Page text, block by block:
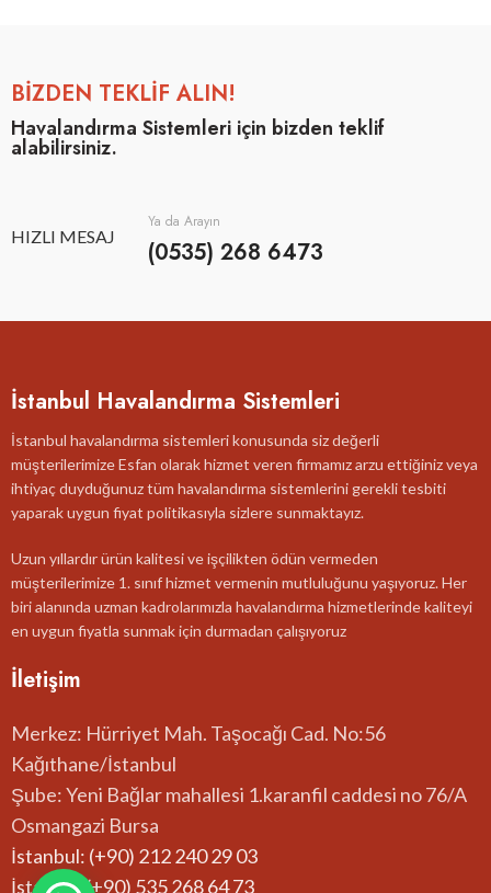
BİZDEN TEKLİF ALIN!
Havalandırma Sistemleri için bizden teklif
alabilirsiniz.
HIZLI MESAJ
Ya da Arayın
(0535) 268 6473
İstanbul Havalandırma Sistemleri
İstanbul havalandırma sistemleri konusunda siz değerli
müşterilerimize Esfan olarak hizmet veren firmamız arzu ettiğiniz veya
ihtiyaç duyduğunuz tüm havalandırma sistemlerini gerekli tesbiti
yaparak uygun fiyat politikasıyla sizlere sunmaktayız.
Uzun yıllardır ürün kalitesi ve işçilikten ödün vermeden
müşterilerimize 1. sınıf hizmet vermenin mutluluğunu yaşıyoruz. Her
biri alanında uzman kadrolarımızla havalandırma hizmetlerinde kaliteyi
en uygun fiyatla sunmak için durmadan çalışıyoruz
İletişim
Merkez: Hürriyet Mah. Taşocağı Cad. No:56
Kağıthane/İstanbul
Şube: Yeni Bağlar mahallesi 1.karanfil caddesi no 76/A
Osmangazi Bursa
İstanbul: (+90) 212 240 29 03
İstanbul:(+90) 535 268 64 73